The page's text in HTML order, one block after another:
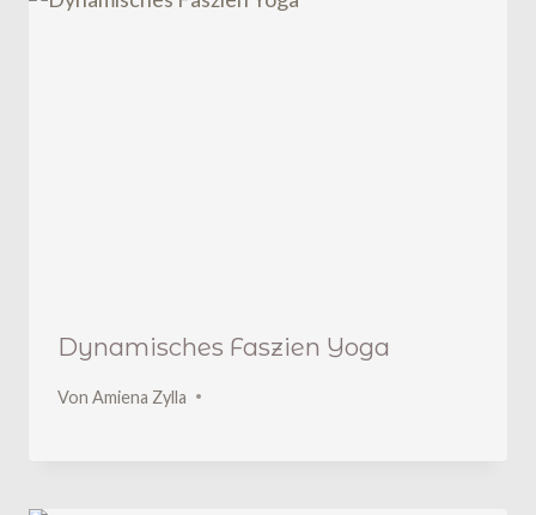
Dynamisches Faszien Yoga
Von Amiena Zylla